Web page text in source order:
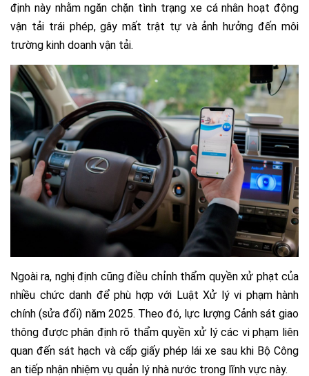
định này nhằm ngăn chặn tình trạng xe cá nhân hoạt động
vận tải trái phép, gây mất trật tự và ảnh hưởng đến môi
trường kinh doanh vận tải.
Ngoài ra, nghị định cũng điều chỉnh thẩm quyền xử phạt của
nhiều chức danh để phù hợp với Luật Xử lý vi phạm hành
chính (sửa đổi) năm 2025. Theo đó, lực lượng Cảnh sát giao
thông được phân định rõ thẩm quyền xử lý các vi phạm liên
quan đến sát hạch và cấp giấy phép lái xe sau khi Bộ Công
an tiếp nhận nhiệm vụ quản lý nhà nước trong lĩnh vực này.